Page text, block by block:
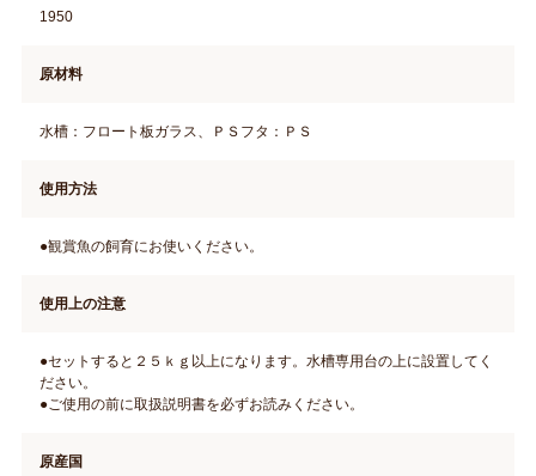
1950
原材料
水槽：フロート板ガラス、ＰＳフタ：ＰＳ
使用方法
●観賞魚の飼育にお使いください。
使用上の注意
●セットすると２５ｋｇ以上になります。水槽専用台の上に設置してく
ださい。
●ご使用の前に取扱説明書を必ずお読みください。
原産国